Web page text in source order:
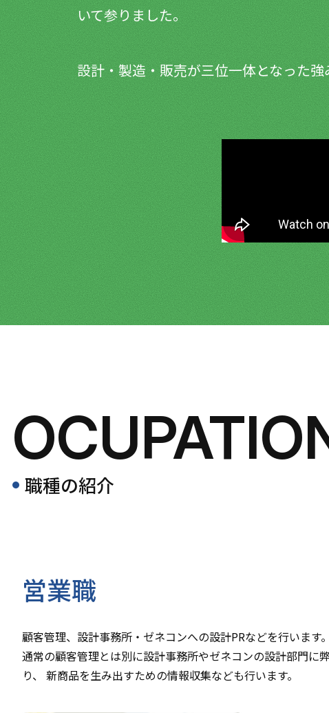
いて参りました。
設計・製造・販売が三位一体となった
職種の紹介
営業職
顧客管理、設計事務所・ゼネコンへの設計PRなどを行います。
通常の顧客管理とは別に設計事務所やゼネコンの設計部門に
り、 新商品を生み出すための情報収集なども行います。